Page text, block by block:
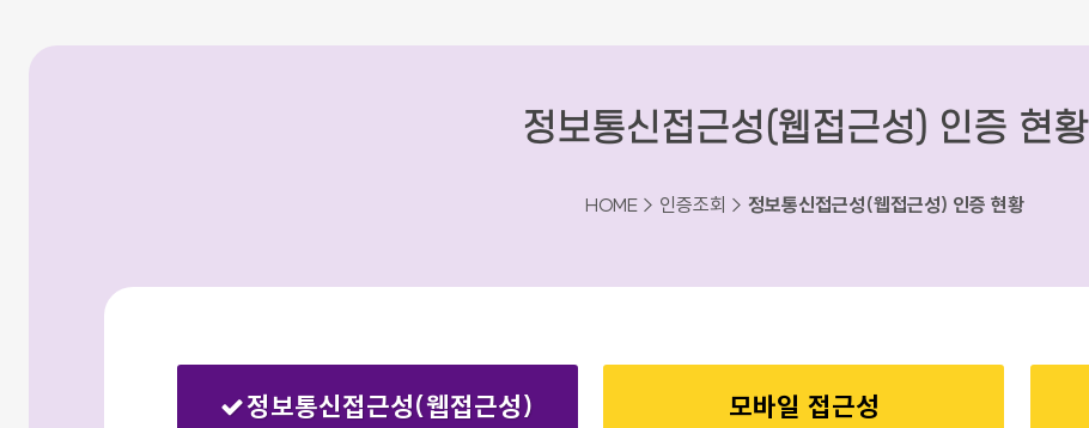
정보통신접근성(웹접근성) 인증 현황
HOME > 인증조회 > 정보통신접근성(웹접근성) 인증 현황
정보통신접근성(웹접근성) 모바일 접근성